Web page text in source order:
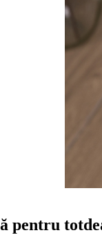
pentru